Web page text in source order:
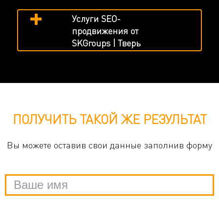
Услуги SEO-
продвижения от
SKGroups | Тверь
ПОЛУЧИТЬ ТАКОЙ ЖЕ РЕЗУЛЬТАТ
Вы можете оставив свои данные заполнив форму